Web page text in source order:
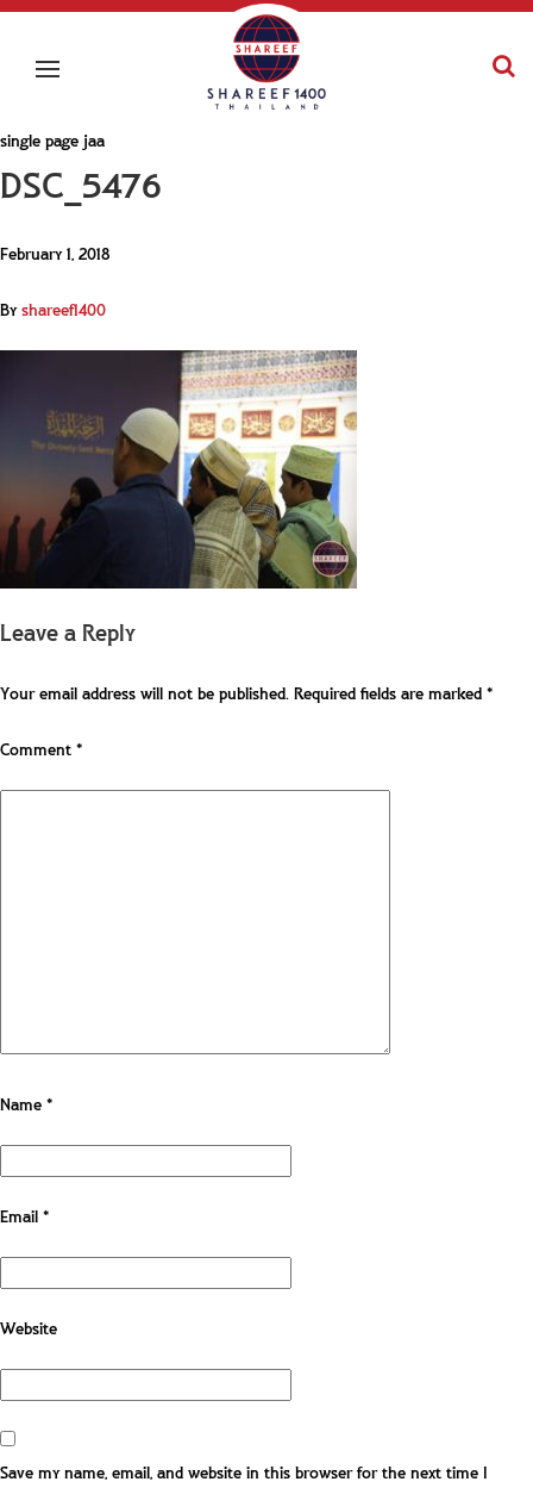
single page jaa
DSC_5476
February 1, 2018
Byshareef1400
Leave a Reply
Your email address will not be published.Required fields are marked*
Comment*
Name*
Email*
Website
Save my name, email, and website in this browser for the next time I